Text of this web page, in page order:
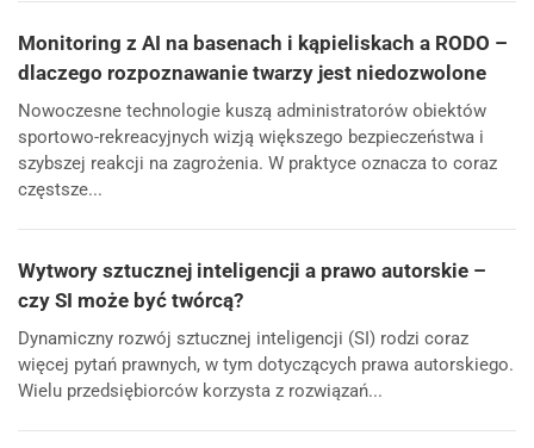
Monitoring z AI na basenach i kąpieliskach a RODO –
dlaczego rozpoznawanie twarzy jest niedozwolone
Nowoczesne technologie kuszą administratorów obiektów
sportowo-rekreacyjnych wizją większego bezpieczeństwa i
szybszej reakcji na zagrożenia. W praktyce oznacza to coraz
częstsze...
Wytwory sztucznej inteligencji a prawo autorskie –
czy SI może być twórcą?
Dynamiczny rozwój sztucznej inteligencji (SI) rodzi coraz
więcej pytań prawnych, w tym dotyczących prawa autorskiego.
Wielu przedsiębiorców korzysta z rozwiązań...